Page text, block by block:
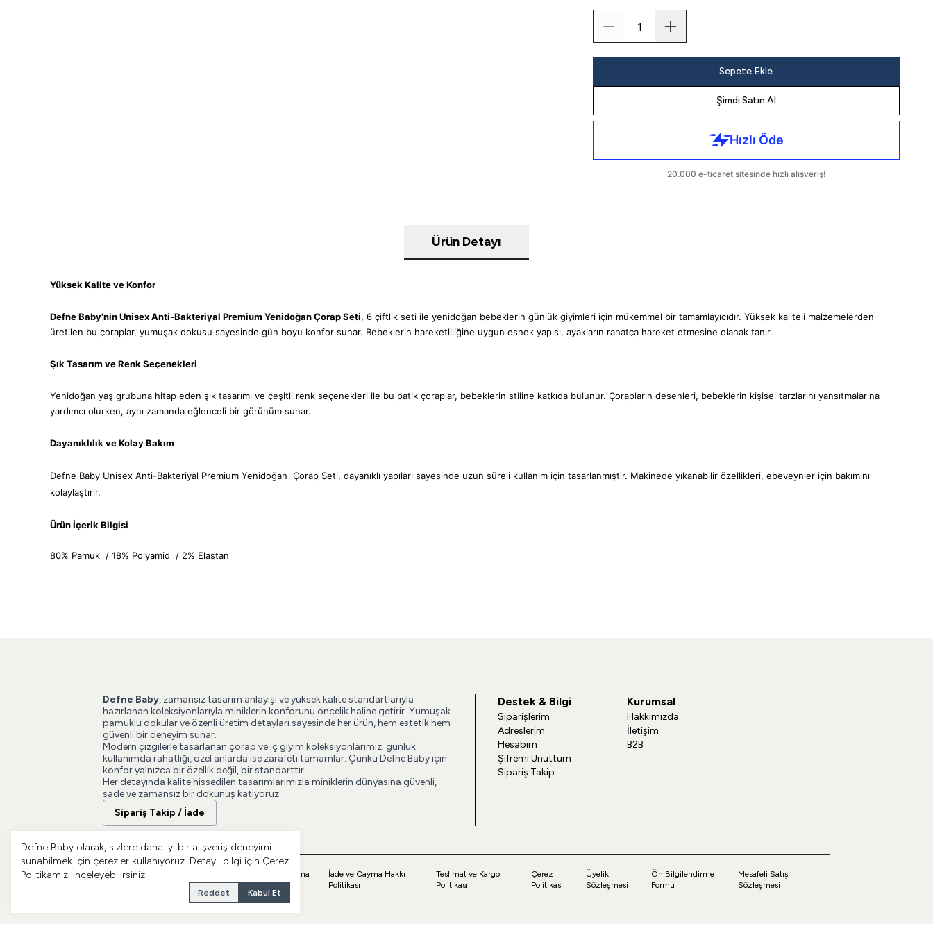
Defne Baby olarak, sizlere daha iyi bir alışveriş deneyimi
sunabilmek için çerezler kullanıyoruz. Detaylı bilgi için Çerez
Politikamızı inceleyebilirsiniz.
Reddet Kabul Et
Sepete Ekle
Şimdi Satın Al
Ürün Detayı
Yüksek Kalite ve Konfor
Defne Baby’nin Unisex Anti-Bakteriyal Premium Yenidoğan Çorap Seti, 6 çiftlik seti ile yenidoğan bebeklerin günlük giyimleri için mükemmel bir tamamlayıcıdır. Yüksek kaliteli malzemelerden
üretilen bu çoraplar, yumuşak dokusu sayesinde gün boyu konfor sunar. Bebeklerin hareketliliğine uygun esnek yapısı, ayakların rahatça hareket etmesine olanak tanır.
Şık Tasarım ve Renk Seçenekleri
Yenidoğan yaş grubuna hitap eden şık tasarımı ve çeşitli renk seçenekleri ile bu patik çoraplar, bebeklerin stiline katkıda bulunur. Çorapların desenleri, bebeklerin kişisel tarzlarını yansıtmalarına
yardımcı olurken, aynı zamanda eğlenceli bir görünüm sunar.
Dayanıklılık ve Kolay Bakım
Defne Baby Unisex Anti-Bakteriyal Premium Yenidoğan Çorap Seti, dayanıklı yapıları sayesinde uzun süreli kullanım için tasarlanmıştır. Makinede yıkanabilir özellikleri, ebeveynler için bakımını
kolaylaştırır.
Ürün İçerik Bilgisi
80% Pamuk / 18% Polyamid / 2% Elastan
Defne Baby, zamansız tasarım anlayışı ve yüksek kalite standartlarıyla
hazırlanan koleksiyonlarıyla miniklerin konforunu öncelik haline getirir. Yumuşak
pamuklu dokular ve özenli üretim detayları sayesinde her ürün, hem estetik hem
güvenli bir deneyim sunar.
Modern çizgilerle tasarlanan çorap ve iç giyim koleksiyonlarımız; günlük
kullanımda rahatlığı, özel anlarda ise zarafeti tamamlar. Çünkü Defne Baby için
konfor yalnızca bir özellik değil, bir standarttır.
Her detayında kalite hissedilen tasarımlarımızla miniklerin dünyasına güvenli,
sade ve zamansız bir dokunuş katıyoruz.
Sipariş Takip / İade
Destek & Bilgi
Siparişlerim
Adreslerim
Hesabım
Şifremi Unuttum
Sipariş Takip
Kurumsal
Hakkımızda
İletişim
B2B
Gizlilik
Üyelere ve Müşterilere İlişkin Aydınlatma
İade ve Cayma Hakkı
Politikası
Teslimat ve Kargo
Politikası
Çerez
Politikası
Üyelik
Sözleşmesi
Ön Bilgilendirme
Formu
Mesafeli Satış
Sözleşmesi